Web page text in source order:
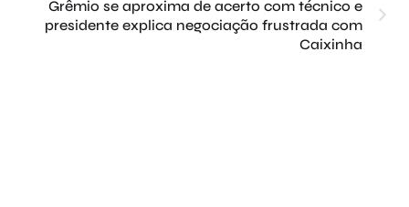
Grêmio se aproxima de acerto com técnico e
presidente explica negociação frustrada com
Caixinha